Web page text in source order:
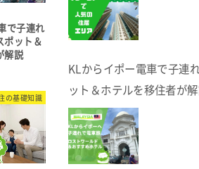
で子連れ
ポット＆
解説
の基礎知識
KLからイポー電車で子連
ット＆ホテルを移住者が